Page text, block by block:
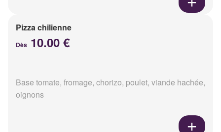
Pizza chilienne
Dès 10.00 €
Base tomate, fromage, chorizo, poulet, viande hachée,
oignons